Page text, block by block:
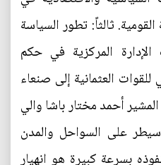
ثالثاً: تطور السياسة
الإدارة المركزية في حكم
العثمانية إلى صنعاء
وتعيين المشير أحمد مختار باشا والي
على السواحل والمدن
بسرعة كبيرة هو انهيار